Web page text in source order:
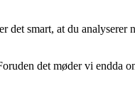
smart, at du
det møder vi endda